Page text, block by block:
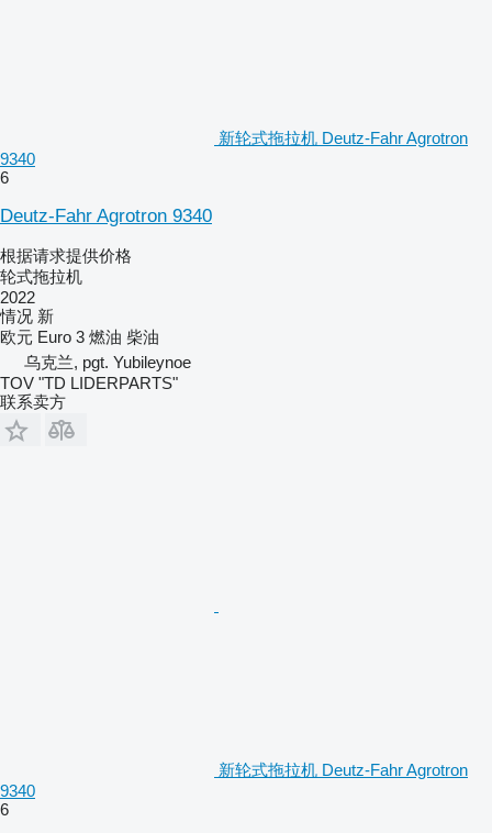
新轮式拖拉机 Deutz-Fahr Agrotron
9340
6
Deutz-Fahr Agrotron 9340
根据请求提供价格
轮式拖拉机
2022
情况 新
欧元 Euro 3 燃油 柴油
乌克兰, pgt. Yubileynoe
TOV "TD LIDERPARTS"
联系卖方
新轮式拖拉机 Deutz-Fahr Agrotron
9340
6